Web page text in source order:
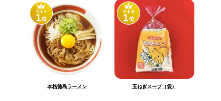
本格徳島ラーメン 玉ねぎスープ（袋）